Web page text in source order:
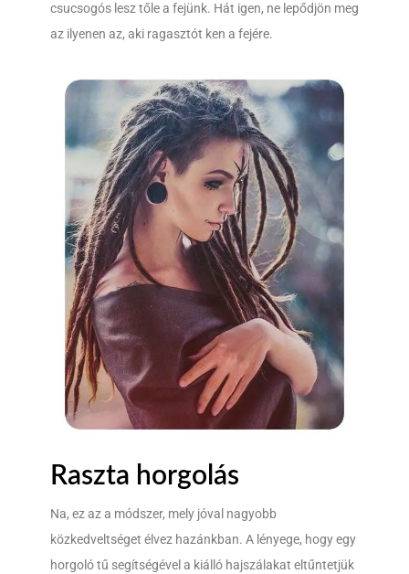
csucsogós lesz tőle a fejünk. Hát igen, ne lepődjön meg
az ilyenen az, aki ragasztót ken a fejére.
Raszta horgolás
Na, ez az a módszer, mely jóval nagyobb
közkedveltséget élvez hazánkban. A lényege, hogy egy
horgoló tű segítségével a kiálló hajszálakat eltűntetjük